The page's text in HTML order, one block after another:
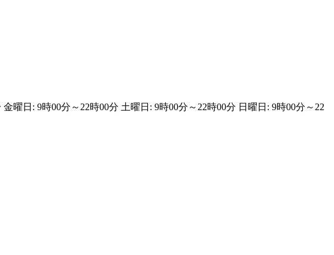
曜日: 9時00分～22時00分 土曜日: 9時00分～22時00分 日曜日: 9時00分～22